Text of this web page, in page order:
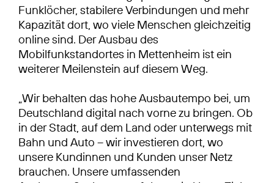
Funklöcher, stabilere Verbindungen und mehr
Kapazität dort, wo viele Menschen gleichzeitig
online sind. Der Ausbau des
Mobilfunkstandortes in Mettenheim ist ein
weiterer Meilenstein auf diesem Weg.
„Wir behalten das hohe Ausbautempo bei, um
Deutschland digital nach vorne zu bringen. Ob
in der Stadt, auf dem Land oder unterwegs mit
Bahn und Auto – wir investieren dort, wo
unsere Kundinnen und Kunden unser Netz
brauchen. Unsere umfassenden